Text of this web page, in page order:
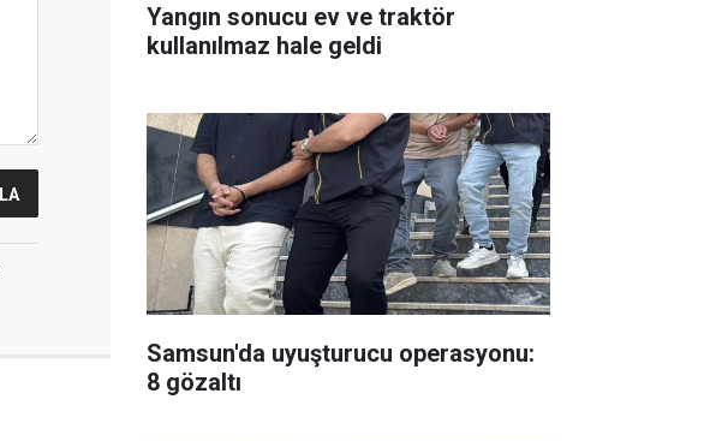
Yangın sonucu ev ve traktör
kullanılmaz hale geldi
Samsun'da uyuşturucu operasyonu:
8 gözaltı